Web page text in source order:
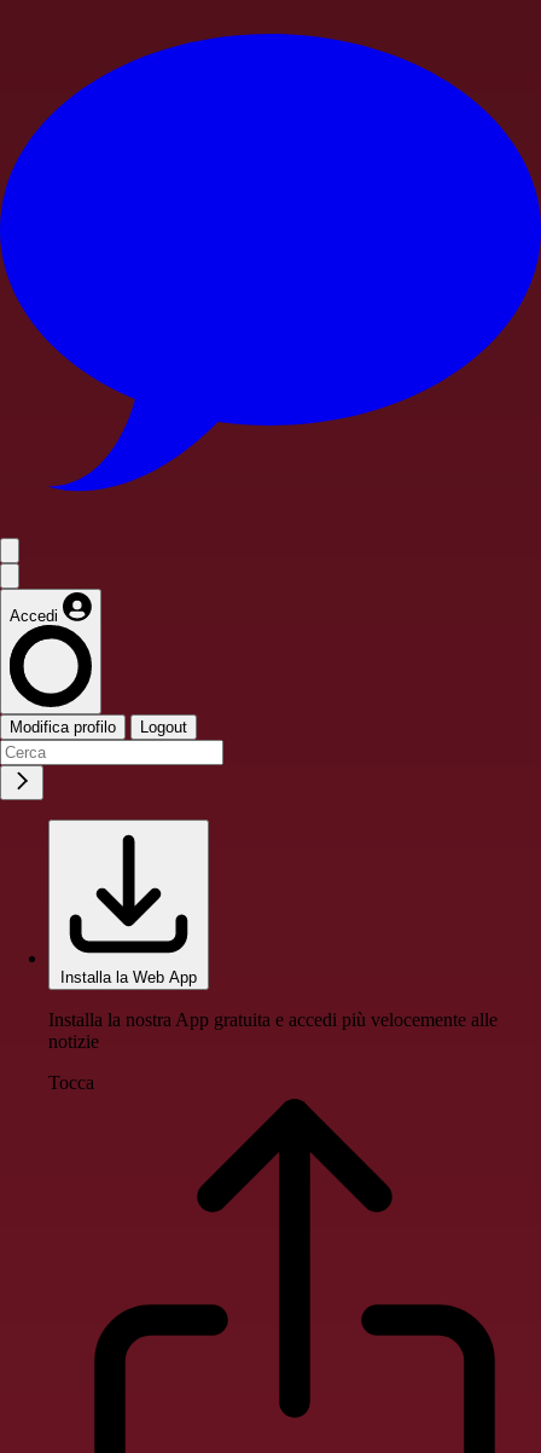
Accedi
Modifica profilo Logout
Installa la Web App
Installa la nostra App gratuita e accedi più velocemente alle
notizie
Tocca